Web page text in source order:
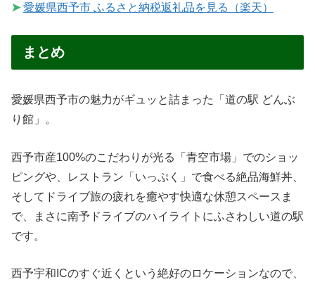
➤ 愛媛県西予市 ふるさと納税返礼品を見る（楽天）
まとめ
愛媛県西予市の魅力がギュッと詰まった「道の駅 どんぶ
り館」。
西予市産100%のこだわりが光る「青空市場」でのショッ
ピングや、レストラン「いっぷく」で食べる絶品海鮮丼、
そしてドライブ旅の疲れを癒やす快適な休憩スペースま
で、まさに南予ドライブのハイライトにふさわしい道の駅
です。
西予宇和ICのすぐ近くという絶好のロケーションなので、